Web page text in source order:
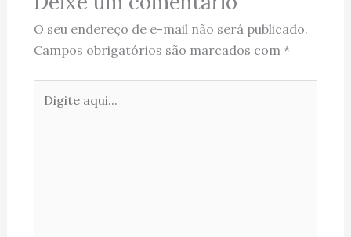
O seu endereço de e-mail não será publicado.
Campos obrigatórios são marcados com *
aqui...